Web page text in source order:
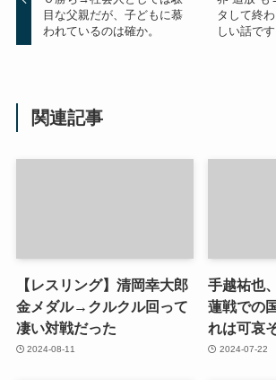
目な父親だが、子どもに慕
われているのは確か。
タして終
しい話です
関連記事
【レスリング】清岡幸大郎
金メダル→クルクル回って
凄い対戦だった
2024-08-11
手越祐也
蓮戦での
れは可哀
2024-07-22